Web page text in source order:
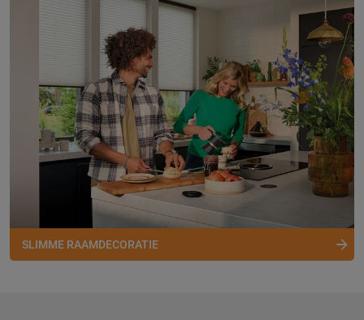
SLIMME RAAMDECORATIE